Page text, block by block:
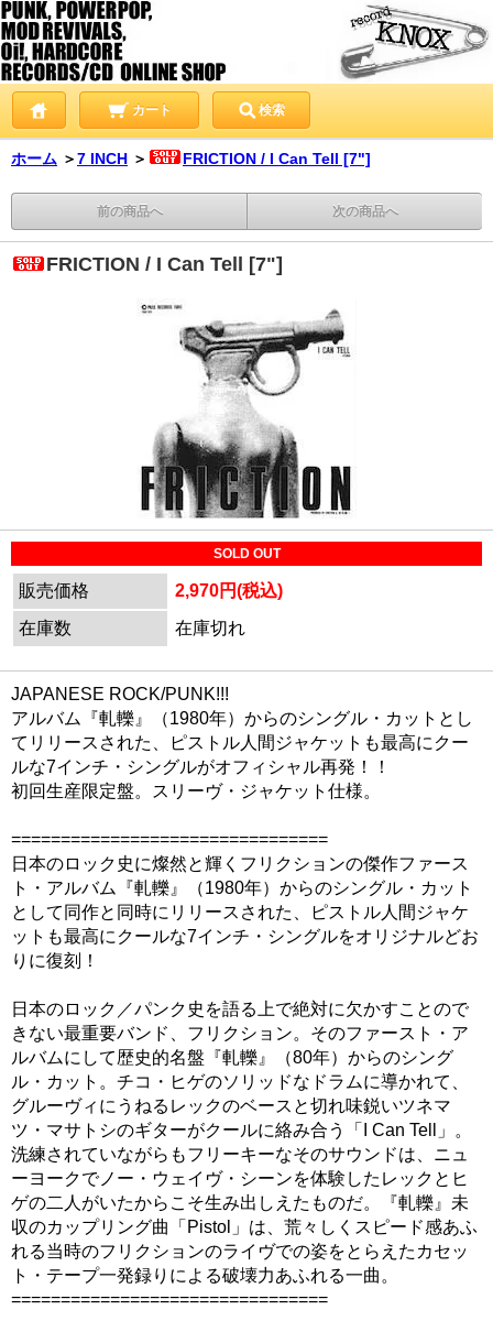
カート 検索
ホーム ＞7 INCH ＞ FRICTION / I Can Tell [7"]
前の商品へ 次の商品へ
FRICTION / I Can Tell [7"]
SOLD OUT
販売価格
2,970円(税込)
在庫数
在庫切れ
JAPANESE ROCK/PUNK!!!
アルバム『軋轢』（1980年）からのシングル・カットとし
てリリースされた、ピストル人間ジャケットも最高にクー
ルな7インチ・シングルがオフィシャル再発！！
初回生産限定盤。スリーヴ・ジャケット仕様。
================================
日本のロック史に燦然と輝くフリクションの傑作ファース
ト・アルバム『軋轢』（1980年）からのシングル・カット
として同作と同時にリリースされた、ピストル人間ジャケ
ットも最高にクールな7インチ・シングルをオリジナルどお
りに復刻！
日本のロック／パンク史を語る上で絶対に欠かすことので
きない最重要バンド、フリクション。そのファースト・ア
ルバムにして歴史的名盤『軋轢』（80年）からのシング
ル・カット。チコ・ヒゲのソリッドなドラムに導かれて、
グルーヴィにうねるレックのベースと切れ味鋭いツネマ
ツ・マサトシのギターがクールに絡み合う「I Can Tell」。
洗練されていながらもフリーキーなそのサウンドは、ニュ
ーヨークでノー・ウェイヴ・シーンを体験したレックとヒ
ゲの二人がいたからこそ生み出しえたものだ。『軋轢』未
収のカップリング曲「Pistol」は、荒々しくスピード感あふ
れる当時のフリクションのライヴでの姿をとらえたカセッ
ト・テープ一発録りによる破壊力あふれる一曲。
================================